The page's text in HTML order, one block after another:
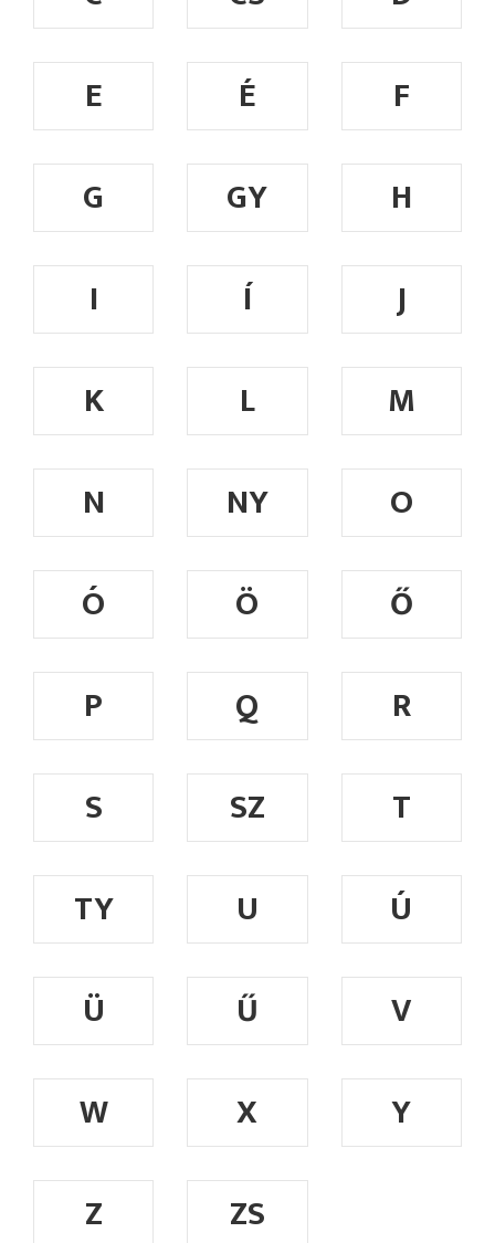
E
É
F
G
GY
H
I
Í
J
K
L
M
N
NY
O
Ó
Ö
Ő
P
Q
R
S
SZ
T
TY
U
Ú
Ü
Ű
V
W
X
Y
Z
ZS